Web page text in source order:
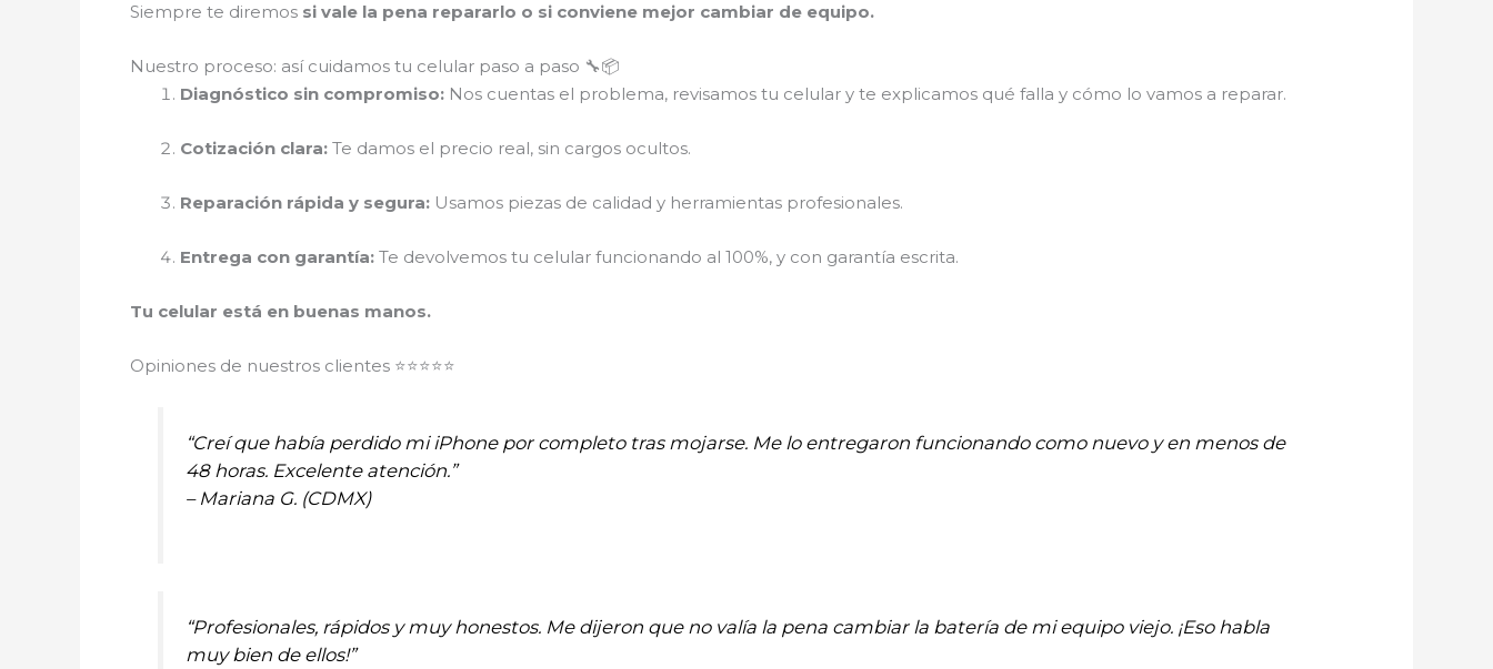
Siempre te diremos si vale la pena repararlo o si conviene mejor cambiar de equipo.
Nuestro proceso: así cuidamos tu celular paso a paso 🔧📦
Diagnóstico sin compromiso: Nos cuentas el problema, revisamos tu celular y te explicamos qué falla y cómo lo vamos a reparar.
Cotización clara: Te damos el precio real, sin cargos ocultos.
Reparación rápida y segura: Usamos piezas de calidad y herramientas profesionales.
Entrega con garantía: Te devolvemos tu celular funcionando al 100%, y con garantía escrita.
Tu celular está en buenas manos.
Opiniones de nuestros clientes ⭐⭐⭐⭐⭐
“Creí que había perdido mi iPhone por completo tras mojarse. Me lo entregaron funcionando como nuevo y en menos de
48 horas. Excelente atención.”
– Mariana G. (CDMX)
“Profesionales, rápidos y muy honestos. Me dijeron que no valía la pena cambiar la batería de mi equipo viejo. ¡Eso habla
muy bien de ellos!”